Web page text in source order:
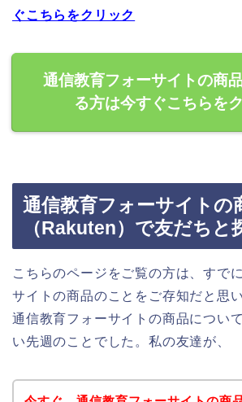
ぐこちらをクリック
通信教育フォーサイトの商
る方は今すぐこちらを
通信教育フォーサイトの
（Rakuten）で友だちと
こちらのページをご覧の方は、すで
サイトの商品のことをご存知だと思
通信教育フォーサイトの商品につい
い先週のことでした。私の友達が、